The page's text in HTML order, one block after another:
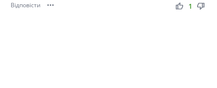
Відповісти ••• thumb_up thumb_down
1